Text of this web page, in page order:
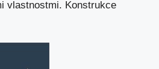
vlastnostmi. Konstrukce